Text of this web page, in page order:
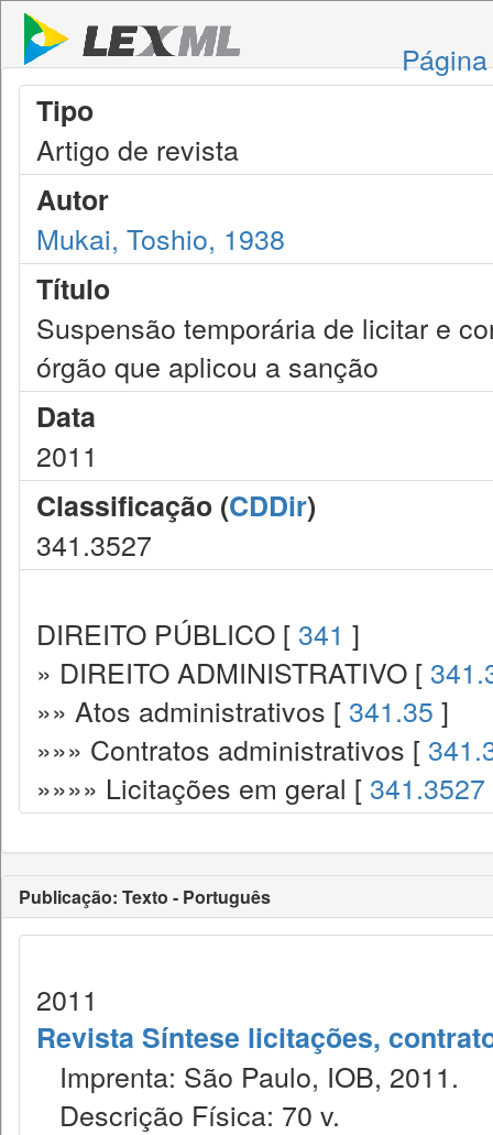
Tipo
Artigo de revista
Autor
Mukai, Toshio, 1938
Título
Suspensão temporária de licitar e
órgão que aplicou a sanção
Data
2011
Classificação (CDDir)
341.3527
DIREITO PÚBLICO [ 341 ]
» DIREITO ADMINISTRATIVO [
»» Atos administrativos [ 341.35 ]
»»» Contratos administrativos [
»»»» Licitações em geral [ 341.3527
Publicação: Texto - Português
2011
Revista Síntese licitações,
Imprenta: São Paulo, IOB, 2011.
Descrição Física: 70 v.